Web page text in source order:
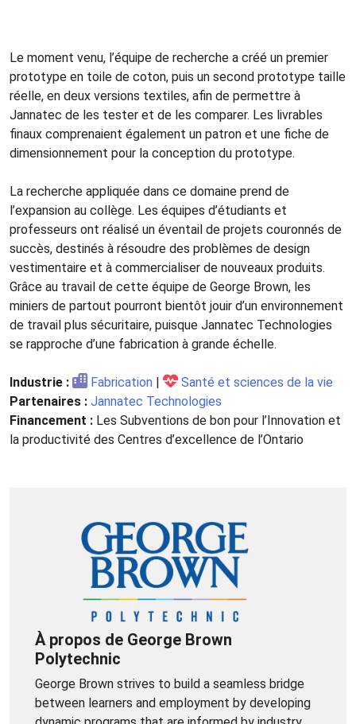
Le moment venu, l’équipe de recherche a créé un premier
prototype en toile de coton, puis un second prototype taille
réelle, en deux versions textiles, afin de permettre à
Jannatec de les tester et de les comparer. Les livrables
finaux comprenaient également un patron et une fiche de
dimensionnement pour la conception du prototype.
La recherche appliquée dans ce domaine prend de
l’expansion au collège. Les équipes d’étudiants et
professeurs ont réalisé un éventail de projets couronnés de
succès, destinés à résoudre des problèmes de design
vestimentaire et à commercialiser de nouveaux produits.
Grâce au travail de cette équipe de George Brown, les
miniers de partout pourront bientôt jouir d’un environnement
de travail plus sécuritaire, puisque Jannatec Technologies
se rapproche d’une fabrication à grande échelle.
Industrie : Fabrication
Santé et sciences de la vie
Partenaires : Jannatec Technologies
Financement : Les Subventions de bon pour l’Innovation et
la productivité des Centres d’excellence de l’Ontario
À propos de George Brown
Polytechnic
George Brown strives to build a seamless bridge
between learners and employment by developing